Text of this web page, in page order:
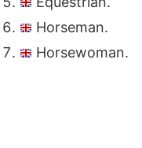
Horseman.
Horsewoman.